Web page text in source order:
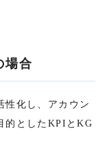
場合
性化し、アカウン
的としたKPIとKG